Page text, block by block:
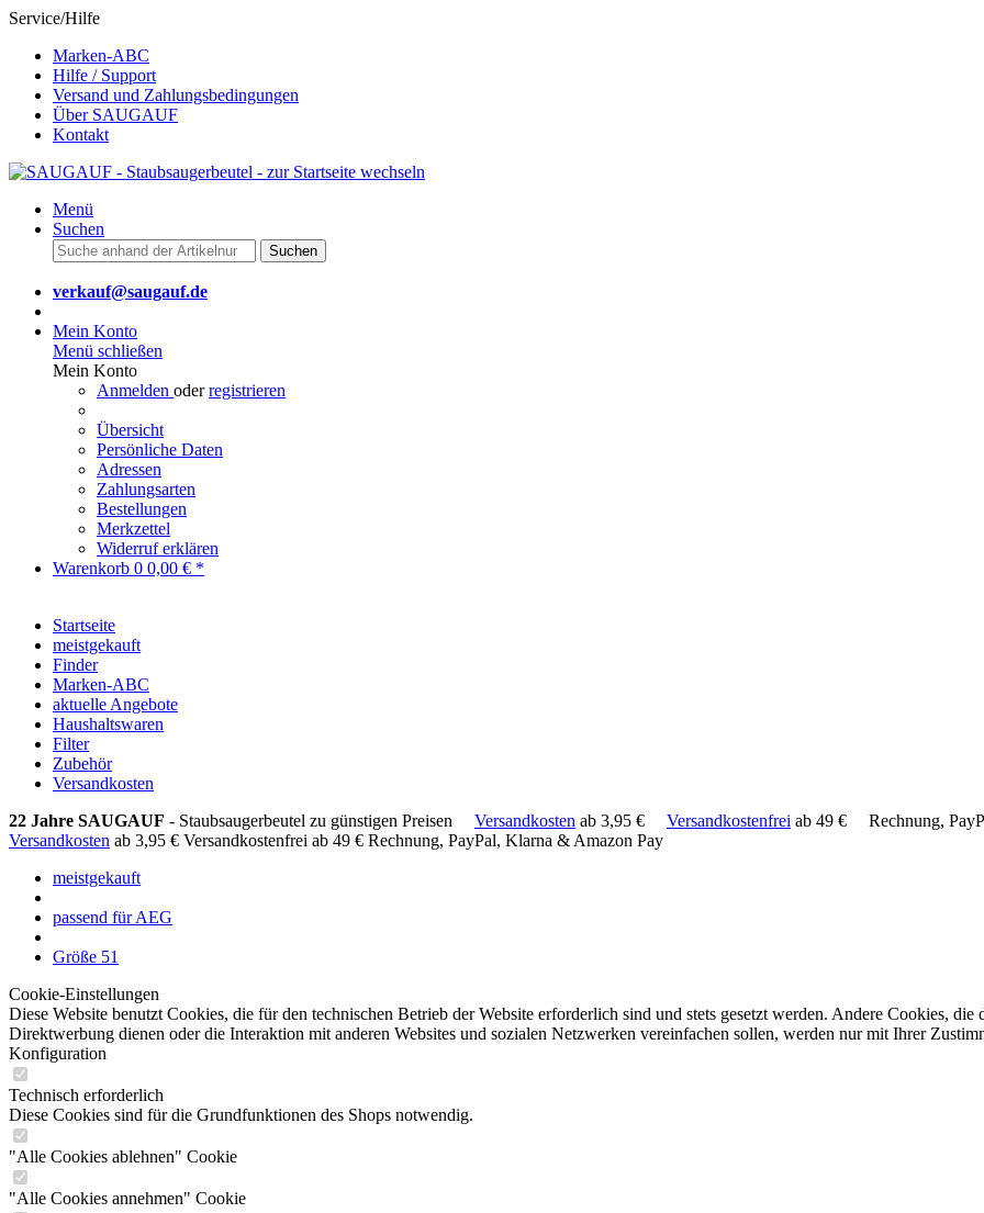
Service/Hilfe
Marken-ABC
Hilfe / Support
Versand und Zahlungsbedingungen
Über SAUGAUF
Kontakt
Menü
Suchen
Suchen
verkauf@saugauf.de
Mein Konto
Menü schließen
Mein Konto
Anmelden oderregistrieren
Übersicht
Persönliche Daten
Adressen
Zahlungsarten
Bestellungen
Merkzettel
Widerruf erklären
Warenkorb 0 0,00 € *
Startseite
meistgekauft
Finder
Marken-ABC
aktuelle Angebote
Haushaltswaren
Filter
Zubehör
Versandkosten
22 Jahre SAUGAUF - Staubsaugerbeutel zu günstigen Preisen Versandkosten ab 3,95 € Versandkostenfrei ab 49 €
Rechnung,
Versandkosten ab 3,95 € Versandkostenfrei ab 49 € Rechnung, PayPal, Klarna & Amazon Pay
meistgekauft
passend für AEG
Größe 51
Cookie-Einstellungen
Diese Website benutzt Cookies, die für den technischen Betrieb der Website erforderlich sind und stets gesetzt werden. Andere Cookies,
Direktwerbung dienen oder die Interaktion mit anderen Websites und sozialen Netzwerken vereinfachen sollen, werden nur mit Ihrer
Konfiguration
Technisch erforderlich
Diese Cookies sind für die Grundfunktionen des Shops notwendig.
"Alle Cookies ablehnen" Cookie
"Alle Cookies annehmen" Cookie